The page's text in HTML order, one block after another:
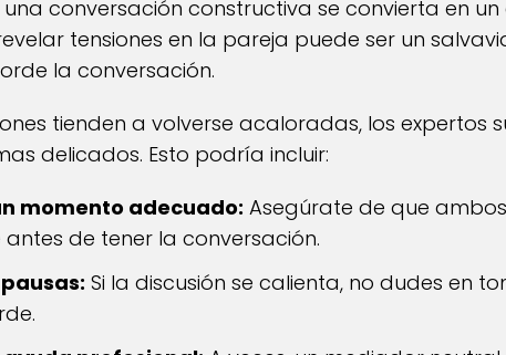
conversación constructiva se convierta en
tensiones en la pareja puede ser un
la conversación.
tienden a volverse acaloradas, los expertos
delicados. Esto podría incluir:
momento adecuado: Asegúrate de que
de tener la conversación.
Si la discusión se calienta, no dudes en